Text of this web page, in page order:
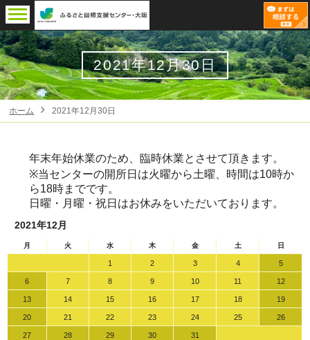
2021年12月30日
ホーム 2021年12月30日
年末年始休業のため、臨時休業とさせて頂きます。
※当センターの開所日は火曜から土曜、時間は10時か
ら18時までです。
日曜・月曜・祝日はお休みをいただいております。
2021年12月
月 火 水 木 金 土 日
1 2 3 4 5
6 7 8 9 10 11 12
13 14 15 16 17 18 19
20 21 22 23 24 25 26
27 28 29 30 31